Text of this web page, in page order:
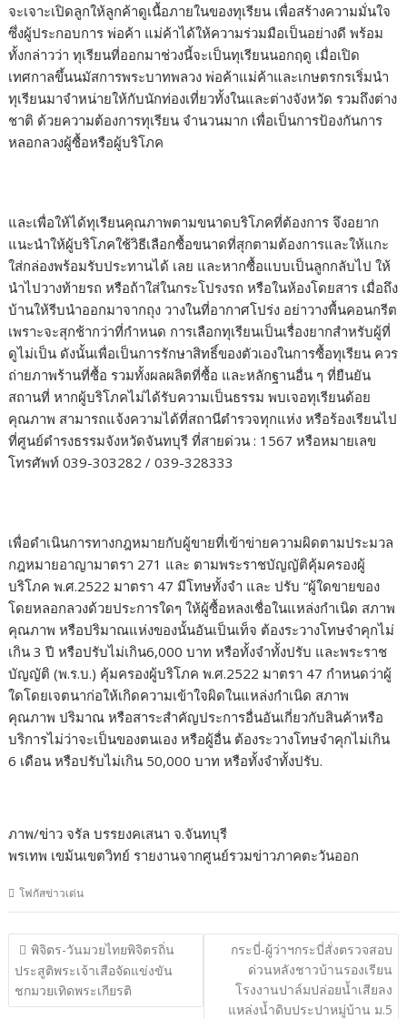
จะเจาะเปิดลูกให้ลูกค้าดูเนื้อภายในของทุเรียน เพื่อสร้างความมั่นใจ
ซึ่งผู้ประกอบการ พ่อค้า แม่ค้าได้ให้ความร่วมมือเป็นอย่างดี พร้อม
ทั้งกล่าวว่า ทุเรียนที่ออกมาช่วงนี้จะเป็นทุเรียนนอกฤดู เมื่อเปิด
เทศกาลขึ้นนมัสการพระบาทพลวง พ่อค้าแม่ค้าและเกษตรกรเริ่มนำ
ทุเรียนมาจำหน่ายให้กับนักท่องเที่ยวทั้งในและต่างจังหวัด รวมถึงต่าง
ชาติ ด้วยความต้องการทุเรียน จำนวนมาก เพื่อเป็นการป้องกันการ
หลอกลวงผู้ซื้อหรือผู้บริโภค
และเพื่อให้ได้ทุเรียนคุณภาพตามขนาดบริโภคที่ต้องการ จึงอยาก
แนะนำให้ผู้บริโภคใช้วิธีเลือกซื้อขนาดที่สุกตามต้องการและให้แกะ
ใส่กล่องพร้อมรับประทานได้ เลย และหากซื้อแบบเป็นลูกกลับไป ให้
นำไปวางท้ายรถ หรือถ้าใส่ในกระโปรงรถ หรือในห้องโดยสาร เมื่อถึง
บ้านให้รีบนำออกมาจากถุง วางในที่อากาศโปร่ง อย่าวางพื้นคอนกรีต
เพราะจะสุกช้ากว่าที่กำหนด การเลือกทุเรียนเป็นเรื่องยากสำหรับผู้ที่
ดูไม่เป็น ดังนั้นเพื่อเป็นการรักษาสิทธิ์ของตัวเองในการซื้อทุเรียน ควร
ถ่ายภาพร้านที่ซื้อ รวมทั้งผลผลิตที่ซื้อ และหลักฐานอื่น ๆ ที่ยืนยัน
สถานที่ หากผู้บริโภคไม่ได้รับความเป็นธรรม พบเจอทุเรียนด้อย
คุณภาพ สามารถแจ้งความได้ที่สถานีตำรวจทุกแห่ง หรือร้องเรียนไป
ที่ศูนย์ดำรงธรรมจังหวัดจันทบุรี ที่สายด่วน : 1567 หรือหมายเลข
โทรศัพท์ 039-303282 / 039-328333
เพื่อดำเนินการทางกฎหมายกับผู้ขายที่เข้าข่ายความผิดตามประมวล
กฎหมายอาญามาตรา 271 และ ตามพระราชบัญญัติคุ้มครองผู้
บริโภค พ.ศ.2522 มาตรา 47 มีโทษทั้งจำ และ ปรับ “ผู้ใดขายของ
โดยหลอกลวงด้วยประการใดๆ ให้ผู้ซื้อหลงเชื่อในแหล่งกำเนิด สภาพ
คุณภาพ หรือปริมาณแห่งของนั้นอันเป็นเท็จ ต้องระวางโทษจำคุกไม่
เกิน 3 ปี หรือปรับไม่เกิน6,000 บาท หรือทั้งจำทั้งปรับ และพระราช
บัญญัติ (พ.ร.บ.) คุ้มครองผู้บริโภค พ.ศ.2522 มาตรา 47 กำหนดว่าผู้
ใดโดยเจตนาก่อให้เกิดความเข้าใจผิดในแหล่งกำเนิด สภาพ
คุณภาพ ปริมาณ หรือสาระสำคัญประการอื่นอันเกี่ยวกับสินค้าหรือ
บริการไม่ว่าจะเป็นของตนเอง หรือผู้อื่น ต้องระวางโทษจำคุกไม่เกิน
6 เดือน หรือปรับไม่เกิน 50,000 บาท หรือทั้งจำทั้งปรับ.
ภาพ/ข่าว จรัล บรรยงคเสนา จ.จันทบุรี
พรเทพ เขม้นเขตวิทย์ รายงานจากศูนย์รวมข่าวภาคตะวันออก
โฟกัสข่าวเด่น
แนะแนว
เรื่อง
พิจิตร-วันมวยไทยพิจิตรถิ่น
ประสูติพระเจ้าเสือจัดแข่งขัน
ชกมวยเทิดพระเกียรติ
กระบี่-ผู้ว่าฯกระบี่สั่งตรวจสอบ
ด่วนหลังชาวบ้านรองเรียน
โรงงานปาล์มปล่อยน้ำเสียลง
แหล่งน้ำดิบประปาหมู่บ้าน ม.5